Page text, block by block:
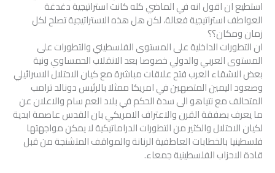
استطيع ان اقول انه في الماضي كله كانت استراتيجية دغدغة
العواطف استراتيجية فعالة، لكن هل هذه الاستراتيجية تصلح لكل
زمان ومكان؟؟
ان التطورات الداخلية على المستوى الفلسطيني والتطورات على
المستوى العربي والدولي خصوصا بعد الانقلاب الحمساوي ونية
بعض الاشقاء العرب فتح علاقات مباشرة مع كيان الاحتلال الاسرائيلي
وصعود اليمين المتصهين في امريكا ممثلا بالرئيس دونالد ترامب
المتحالف مع نتياهو الى سدة الحكم في بلاد العم سام والاعلان عن
ما يعرف بصفقة القرن والاعتراف الامريكي بان القدس عاصمة ابدية
لكيان الاحتلال والكثير من التطورات الدراماتيكية لا يمكن مواجهتها
فلسطينيا بالخطابات العاطفية الرنانة والمواقف المتشنجة من قبل
قادة الاحزاب الفلسطينية جمعاء.